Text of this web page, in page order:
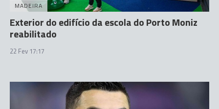
MADEIRA
Exterior do edifício da escola do Porto Moniz
reabilitado
22 Fev 17:17